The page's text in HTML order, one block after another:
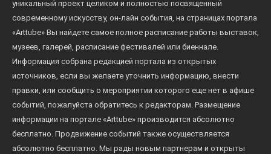
уникальный проект целиком и полностью посвященный
современному искусству, он-лайн события, на страницах портала
«Arttube» Вы найдете самое полное расписание работы выставок,
музеев, галерей, расписание фестивалей или биеннале.
Информация собрана редакцией портала из открытых
источников, если вы желаете уточнить информацию, внести
правки, или сообщить о мероприятии которого еще нет в афише
событий, пожалуйста обратитесь к редакторам. Размещение
информации на портале «Arttube» производится абсолютно
бесплатно. Продвижение событий также осуществляется
абсолютно бесплатно. Мы рады новым партнерам и открыты